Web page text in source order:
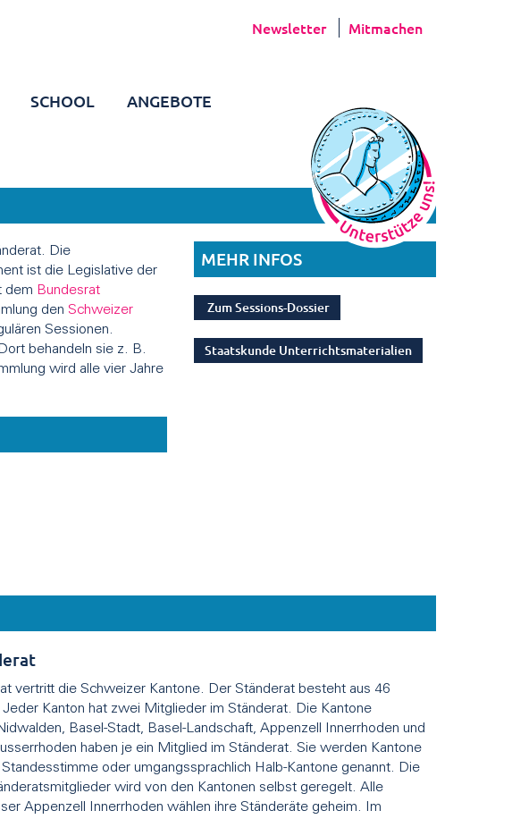
Newsletter Mitmachen
SCHOOL ANGEBOTE
Die
ist die Legislative der
dem Bundesrat
den Schweizer
Sessionen.
behandeln sie z. B.
wird alle vier Jahre
MEHR INFOS
Zum Sessions-Dossier
Staatskunde Unterrichtsmaterialien
vertritt die Schweizer Kantone. Der Ständerat besteht aus 46
Kanton hat zwei Mitglieder im Ständerat. Die Kantone
Basel-Stadt, Basel-Landschaft, Appenzell Innerrhoden und
haben je ein Mitglied im Ständerat. Sie werden Kantone
oder umgangssprachlich Halb-Kantone genannt. Die
wird von den Kantonen selbst geregelt. Alle
Appenzell Innerrhoden wählen ihre Ständeräte geheim. Im